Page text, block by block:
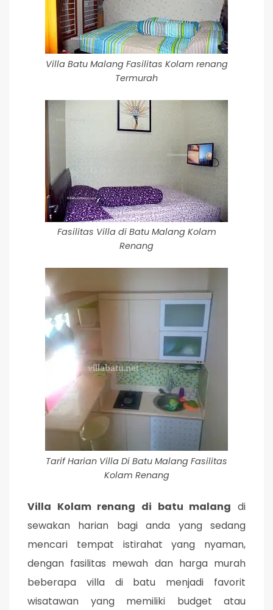
Villa Batu Malang Fasilitas Kolam renang
Termurah
Fasilitas Villa di Batu Malang Kolam
Renang
Tarif Harian Villa Di Batu Malang Fasilitas
Kolam Renang
Villa Kolam renang di batu malang di
sewakan harian bagi anda yang sedang
mencari tempat istirahat yang nyaman,
dengan fasilitas mewah dan harga murah
beberapa villa di batu menjadi favorit
wisatawan yang memiliki budget atau